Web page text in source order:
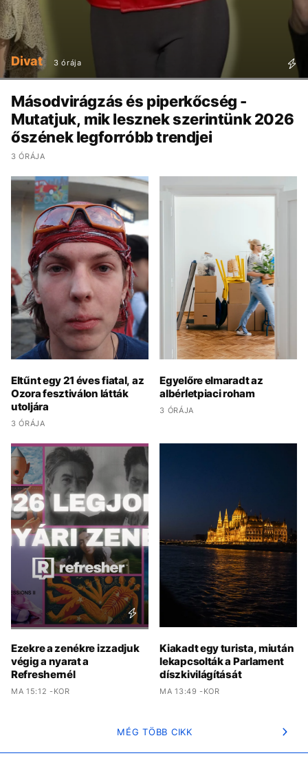
Divat 3 órája
Másodvirágzás és piperkőcség -
Mutatjuk, mik lesznek szerintünk 2026
őszének legforróbb trendjei
3 ÓRÁJA
Eltűnt egy 21 éves fiatal, az
Ozora fesztiválon látták
utoljára
3 ÓRÁJA
Egyelőre elmaradt az
albérletpiaci roham
3 ÓRÁJA
Ezekre a zenékre izzadjuk
végig a nyarat a
Refreshernél
MA 15:12 -KOR
Kiakadt egy turista, miután
lekapcsolták a Parlament
díszkivilágítását
MA 13:49 -KOR
MÉG TÖBB CIKK